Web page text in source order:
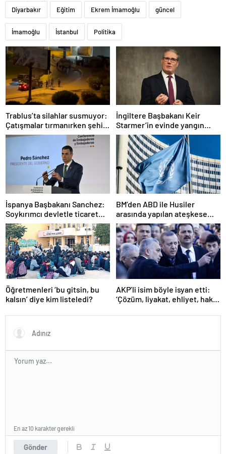
Diyarbakır Eğitim Ekrem İmamoğlu güncel
İmamoğlu İstanbul Politika
Trablus’ta silahlar susmuyor:
Çatışmalar tırmanırken şehir
alarmda
İngiltere Başbakanı Keir
Starmer’in evinde yangın
çıktı
İspanya Başbakanı Sanchez:
Soykırımcı devletle ticaret
yapmayız
BM’den ABD ile Husiler
arasında yapılan ateşkese
ilişkin değerlendirme
Öğretmenleri ‘bu gitsin, bu
kalsın’ diye kim listeledi?
AKP’li isim böyle isyan etti:
‘Çözüm, liyakat, ehliyet, hak,
Gönder
En az 10 karakter gerekli